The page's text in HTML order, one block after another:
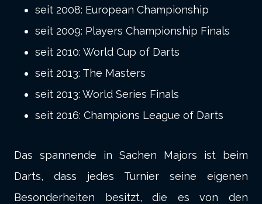
seit 2008: European Championship
seit 2009: Players Championship Finals
seit 2010: World Cup of Darts
seit 2013: The Masters
seit 2013: World Series Finals
seit 2016: Champions League of Darts
Das spannende in Sachen Majors ist beim
Darts, dass jedes Turnier seine eigenen
Besonderheiten besitzt, die es von den